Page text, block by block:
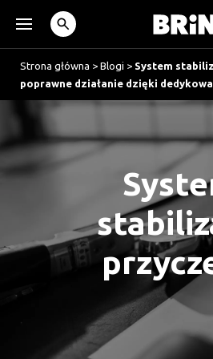
Strona główna > Blogi > System
poprawne działanie dzięki